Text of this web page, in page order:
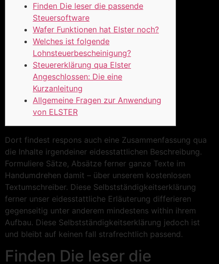
Finden Die leser die passende
Steuersoftware
Wafer Funktionen hat Elster noch?
Welches ist folgende
Lohnsteuerbescheinigung?
Steuererklärung qua Elster
Angeschlossen: Die eine
Kurzanleitung
Allgemeine Fragen zur Anwendung
von ELSTER
Dort findest respons auch eine Zusammenfassung qua
die Inhalte irgendeiner eidesstattlichen Beschreibung.
Formuliere Sätze, Absätze ferner ganze Texte im
Handumdrehen damit – über unserem kostenlosen
Textumschreiber. Diese Selbstständigkeitserklärung
ferner unser eidesstattliche Erläuterung differieren
gegenseitig unter anderem mindestens within ihrem
Aufbau. Diese Selbstständigkeitserklärung jedoch ist
und bleibt auf keinen fall strafrechtlich passend.
Finden Die leser die